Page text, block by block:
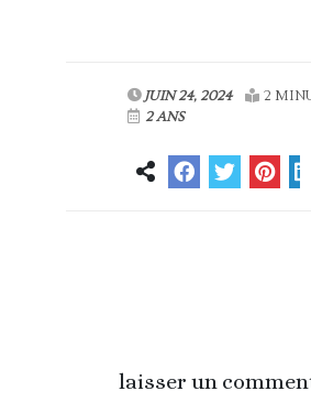
JUIN 24, 2024
2
2 ANS
laisser un